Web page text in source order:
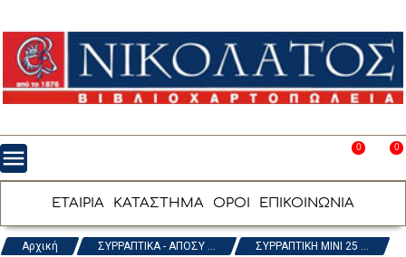
menu 0
favorite_border 0
shopping_cart
ΕΤΑΙΡΙΑ ΚΑΤΑΣΤΗΜΑ ΟΡΟΙ ΕΠΙΚΟΙΝΩΝΙΑ
Αρχική ΣΥΡΡΑΠΤΙΚΑ - ΑΠΟΣΥ ... ΣΥΡΡΑΠΤΙΚΗ ΜΙΝΙ 25 ...